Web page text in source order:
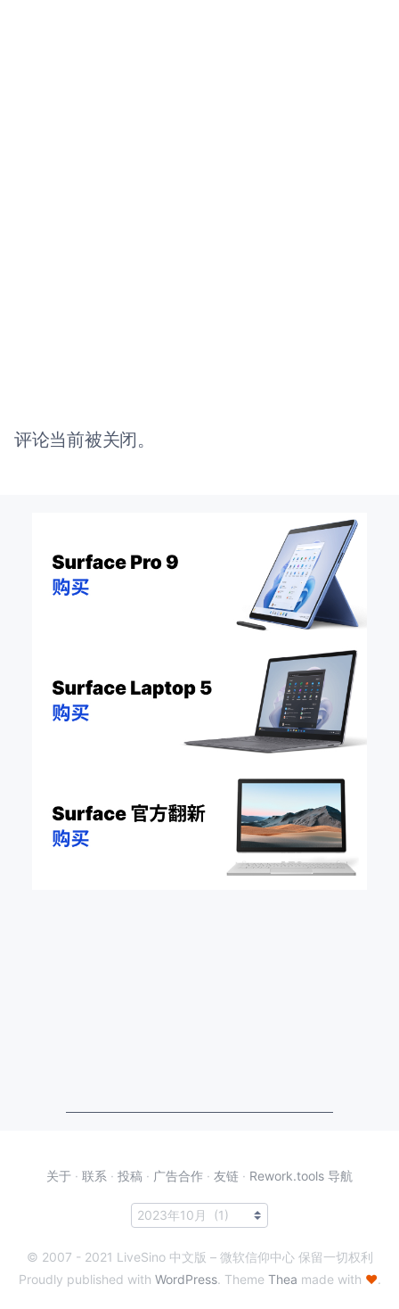
评论当前被关闭。
关于 · 联系 · 投稿 · 广告合作 · 友链 · Rework.tools 导航
© 2007 - 2021 LiveSino 中文版 – 微软信仰中心 保留一切权利
Proudly published with WordPress. Theme Thea made with ♥.